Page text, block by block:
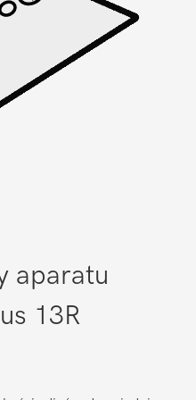
aparatu
13R